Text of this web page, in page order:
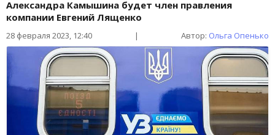
Александра Камышина будет член правления
компании Евгений Лященко
28 февраля 2023, 12:40 | Автор: Ольга Опенько